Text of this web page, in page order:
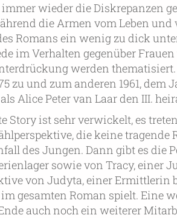
wieder die Diskrepanzen
die Armen vom Leben
Romans ein wenig zu dick
im Verhalten gegenüber
werden
zu und zum anderen 1961,
Alice Peter van Laar den III.
Story ist sehr verwickelt, es
die keine tragende
des Jungen. Dann gibt es die
sowie von Tracy, einer
von Judyta, einer Ermittlerin
gesamten Roman spielt. Eine
auch noch ein weiterer